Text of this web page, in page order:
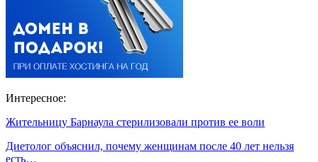
Интересное:
Жительницу Барнаула стерилизовали против ее воли
Диетолог объяснил, почему женщинам после 40 лет нельзя
есть…